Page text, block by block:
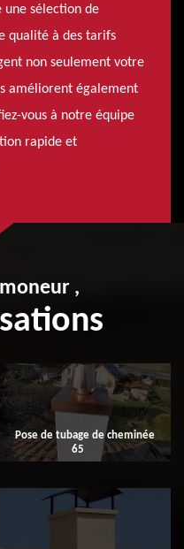
une sélection de
qualité à des tarifs
non seulement votre
améliorent également
vous à notre équipe
rapide et
,
Pose de tubage de cheminée
65